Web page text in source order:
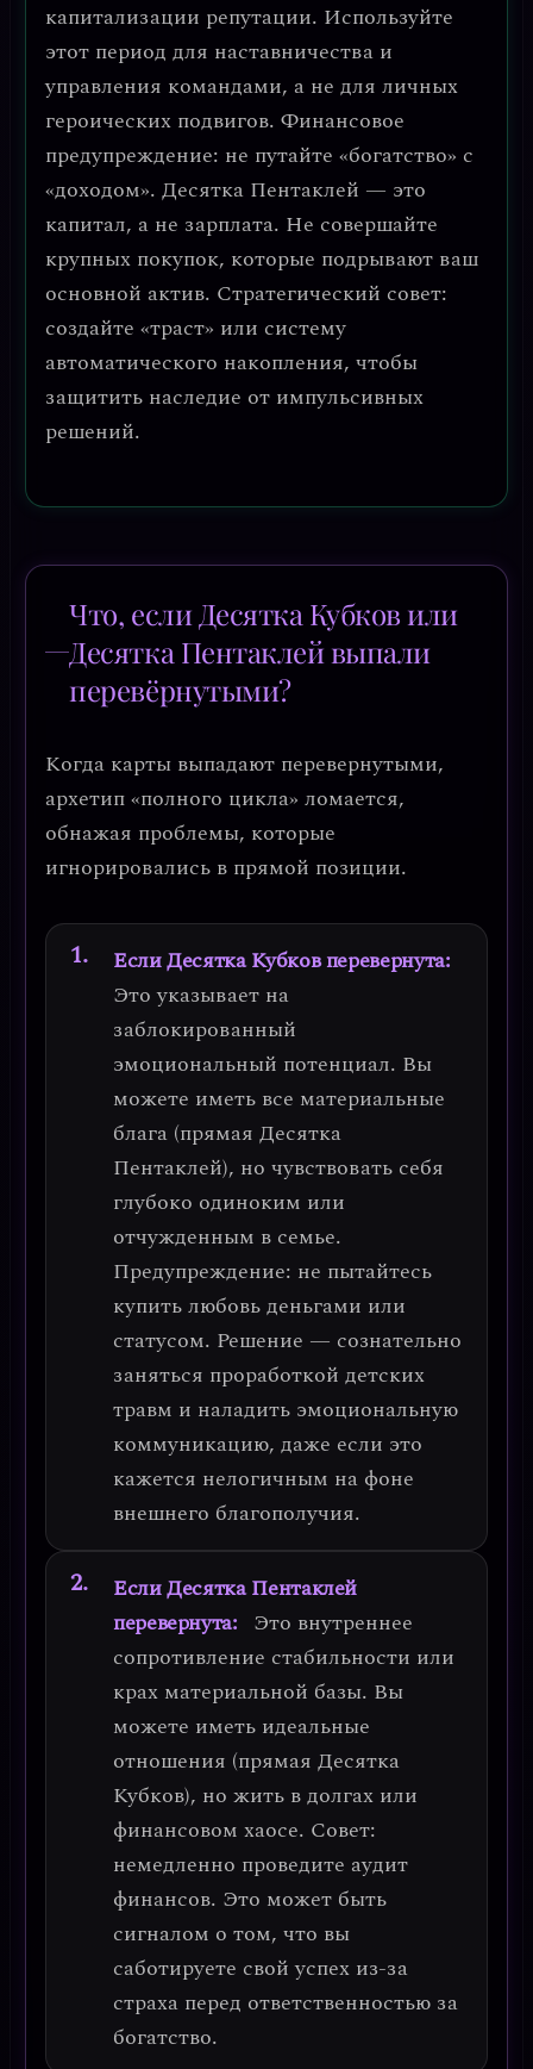
капитализации репутации. Используйте
этот период для наставничества и
управления командами, а не для личных
героических подвигов. Финансовое
предупреждение: не путайте «богатство» с
«доходом». Десятка Пентаклей — это
капитал, а не зарплата. Не совершайте
крупных покупок, которые подрывают ваш
основной актив. Стратегический совет:
создайте «траст» или систему
автоматического накопления, чтобы
защитить наследие от импульсивных
решений.
Что, если Десятка Кубков или
Десятка Пентаклей выпали
перевёрнутыми?
Когда карты выпадают перевернутыми,
архетип «полного цикла» ломается,
обнажая проблемы, которые
игнорировались в прямой позиции.
Если Десятка Кубков перевернута:
Это указывает на
заблокированный
эмоциональный потенциал. Вы
можете иметь все материальные
блага (прямая Десятка
Пентаклей), но чувствовать себя
глубоко одиноким или
отчужденным в семье.
Предупреждение: не пытайтесь
купить любовь деньгами или
статусом. Решение — сознательно
заняться проработкой детских
травм и наладить эмоциональную
коммуникацию, даже если это
кажется нелогичным на фоне
внешнего благополучия.
Если Десятка Пентаклей
перевернута: Это внутреннее
сопротивление стабильности или
крах материальной базы. Вы
можете иметь идеальные
отношения (прямая Десятка
Кубков), но жить в долгах или
финансовом хаосе. Совет:
немедленно проведите аудит
финансов. Это может быть
сигналом о том, что вы
саботируете свой успех из-за
страха перед ответственностью за
богатство.